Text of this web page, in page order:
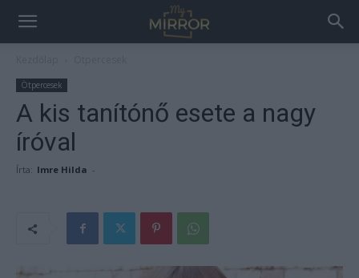
Ötpercesek
A kis tanítónő esete a nagy
íróval
Írta: Imre Hilda -